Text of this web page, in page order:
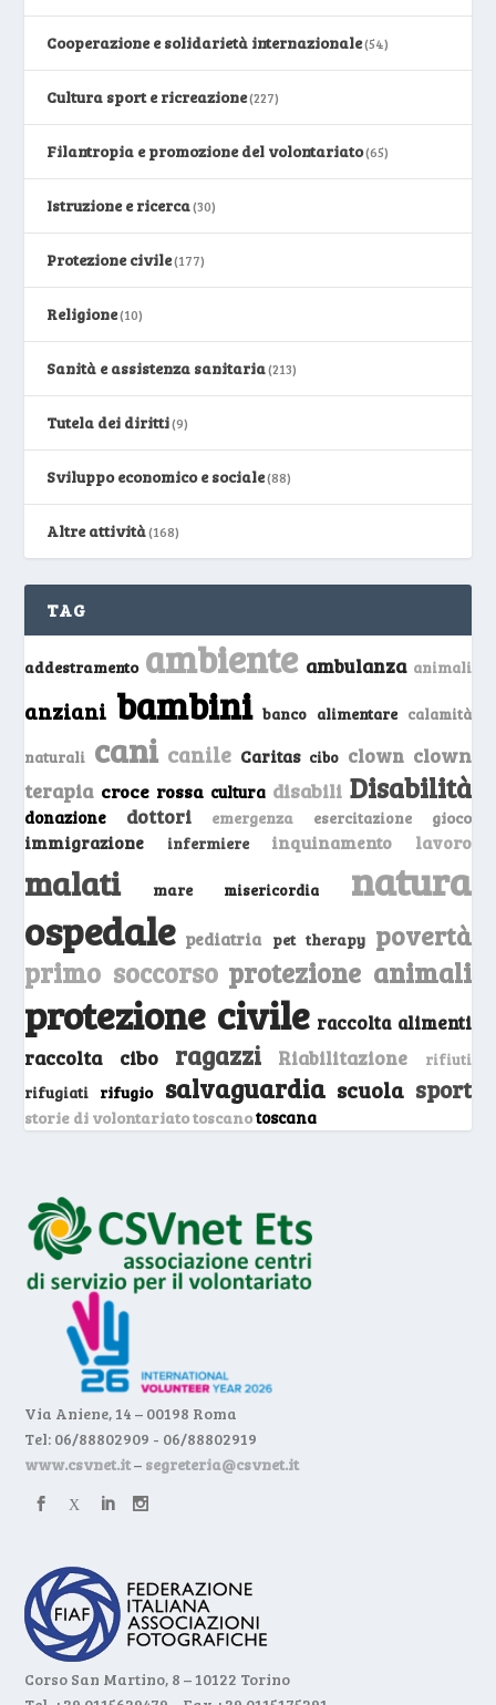
Cooperazione e solidarietà internazionale(54)
Cultura sport e ricreazione(227)
Filantropia e promozione del volontariato(65)
Istruzione e ricerca(30)
Protezione civile(177)
Religione(10)
Sanità e assistenza sanitaria(213)
Tutela dei diritti(9)
Sviluppo economico e sociale(88)
Altre attività(168)
TAG
addestramento ambiente ambulanza animali
anziani bambini banco alimentare calamità
naturali cani canile Caritas cibo clown clown
terapia croce rossa cultura disabili Disabilità
donazione dottori emergenza esercitazione gioco
immigrazione infermiere inquinamento lavoro
malati mare misericordia natura
ospedale pediatria pet therapy povertà
primo soccorso protezione animali
protezione civile raccolta alimenti
raccolta cibo ragazzi Riabilitazione
rifiuti
rifugiati
rifugio salvaguardia scuola sport
storie di volontariato toscanotoscana
Via Aniene, 14 – 00198 Roma
Tel: 06/88802909 - 06/88802919
www.csvnet.it– segreteria@csvnet.it
Corso San Martino, 8 – 10122 Torino